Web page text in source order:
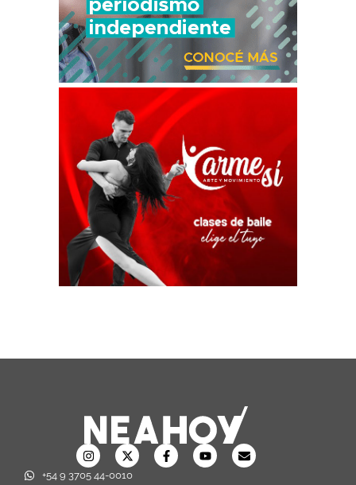
+54 9 3705 44-0010